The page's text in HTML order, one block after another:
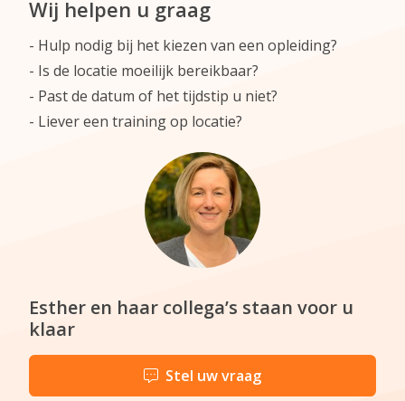
Wij helpen u graag
Hulp nodig bij het kiezen van een opleiding?
Is de locatie moeilijk bereikbaar?
Past de datum of het tijdstip u niet?
Liever een training op locatie?
Esther en haar collega’s staan voor u
klaar
Stel uw vraag